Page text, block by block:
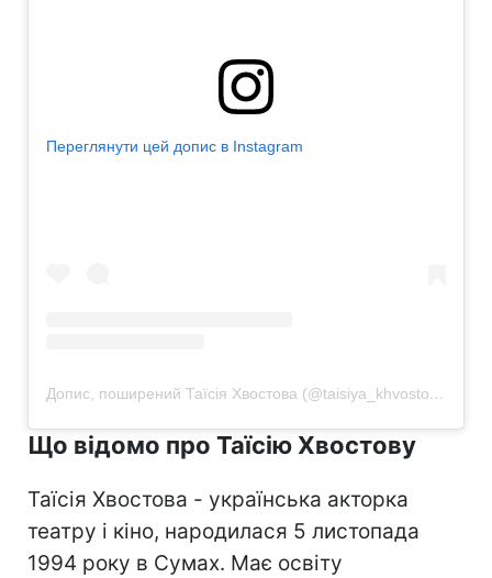
Переглянути цей допис в Instagram
Допис, поширений Таїсія Хвостова (@taisiya_khvostova)
Що відомо про Таїсію Хвостову
Таїсія Хвостова - українська акторка
театру і кіно, народилася 5 листопада
1994 року в Сумах. Має освіту